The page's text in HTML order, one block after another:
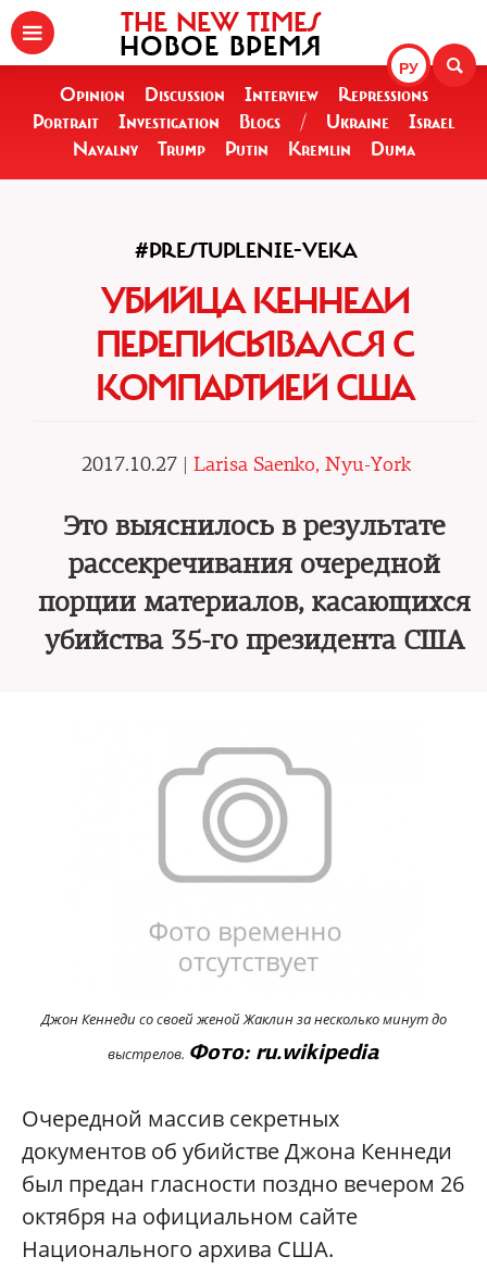
РУ
THE NEW TIMES
НОВОЕ ВРЕМЯ
Opinion Discussion Interview
Repressions
Portrait
Investigation Blogs / Ukraine
Israel
Navalny
Trump Putin Kremlin Duma
#PRESTUPLENIE-VEKA
УБИЙЦА КЕННЕДИ
ПЕРЕПИСЫВАЛСЯ С
КОМПАРТИЕЙ США
2017.10.27 | Larisa Saenko, Nyu-York
Это выяснилось в результате
рассекречивания очередной
порции материалов, касающихся
убийства 35-го президента США
Джон Кеннеди со своей женой Жаклин за несколько минут до
выстрелов. Фото: ru.wikipedia
Очередной массив секретных
документов об убийстве Джона Кеннеди
был предан гласности поздно вечером 26
октября на официальном сайте
Национального архива США.